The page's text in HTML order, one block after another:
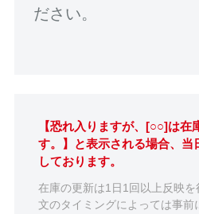
ださい。
【恐れ入りますが、[○○]は在
す。】と表示される場合、当
しております。
在庫の更新は1日1回以上反映
文のタイミングによっては事前